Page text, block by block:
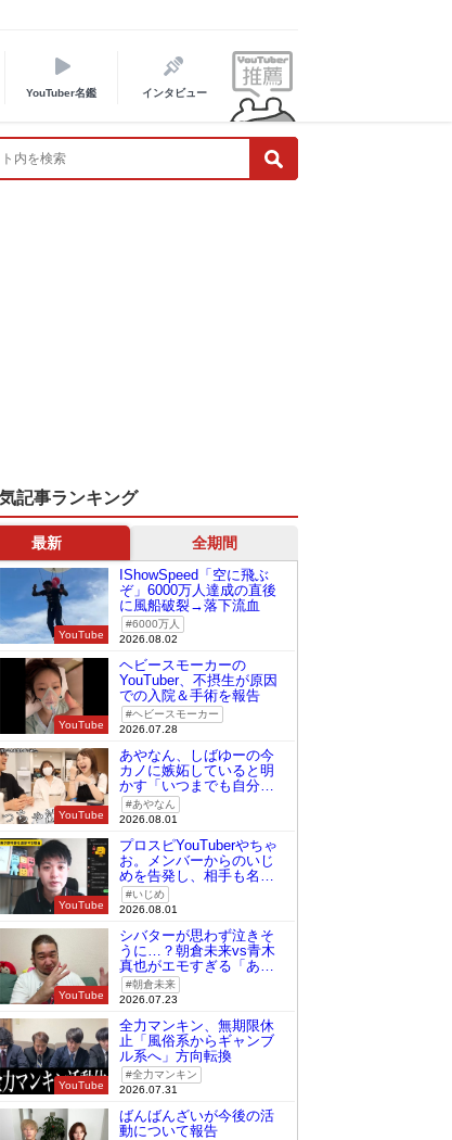
YouTuber名鑑 インタビュー
記事ランキング
最新 全期間
YouTube
IShowSpeed「空に飛ぶ
ぞ」6000万人達成の直後
に風船破裂→落下流血
6000万人
2026.08.02
YouTube
ヘビースモーカーの
YouTuber、不摂生が原因
での入院＆手術を報告
ヘビースモーカー
2026.07.28
YouTube
あやなん、しばゆーの今
カノに嫉妬していると明
かす「いつまでも自分の
ものみたいに…」
あやなん
2026.08.01
YouTube
プロスピYouTuberやちゃ
お。メンバーからのいじ
めを告発し、相手も名指
しで批判
いじめ
2026.08.01
YouTube
シバターが思わず泣きそ
うに…？朝倉未来vs青木
真也がエモすぎる「あの
時の桜庭和志は今の青木
真也」
朝倉未来
2026.07.23
YouTube
全力マンキン、無期限休
止「風俗系からギャンブ
ル系へ」方向転換
全力マンキン
2026.07.31
ばんばんざいが今後の活
動について報告